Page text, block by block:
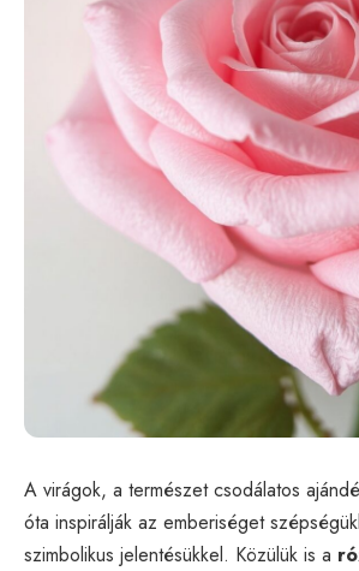
A virágok, a természet csodálatos
óta inspirálják az emberiséget
szimbolikus jelentésükkel. Közülük is a